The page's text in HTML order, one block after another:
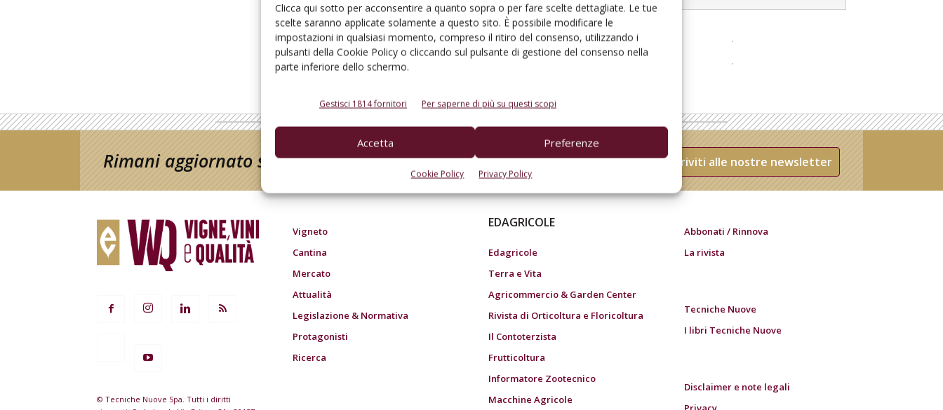
Clicca qui sotto per acconsentire a quanto sopra o per fare scelte dettagliate. Le tue
scelte saranno applicate solamente a questo sito. È possibile modificare le
impostazioni in qualsiasi momento, compreso il ritiro del consenso, utilizzando i
pulsanti della Cookie Policy o cliccando sul pulsante di gestione del consenso nella
parte inferiore dello schermo.
Gestisci 1814 fornitori Per saperne di più su questi scopi
Accetta Preferenze
Cookie Policy Privacy Policy
Rimani aggiornato sul mondo dell’agricoltura Iscriviti alle nostre newsletter
© Tecniche Nuove Spa. Tutti i diritti
Vigneto
Cantina
Mercato
Attualità
Legislazione & Normativa
Protagonisti
Ricerca
EDAGRICOLE
Edagricole
Terra e Vita
Agricommercio & Garden Center
Rivista di Orticoltura e Floricoltura
Il Contoterzista
Frutticoltura
Informatore Zootecnico
Macchine Agricole
Abbonati / Rinnova
La rivista
Tecniche Nuove
I libri Tecniche Nuove
Disclaimer e note legali